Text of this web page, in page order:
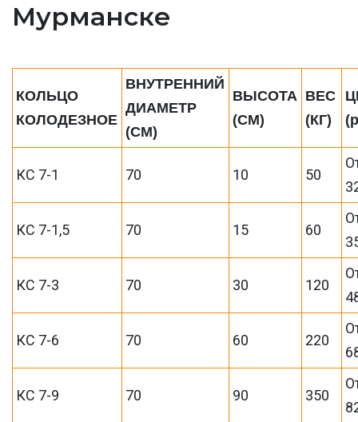
Мурманске
КОЛЬЦО
КОЛОДЕЗНОЕ
ВНУТРЕННИЙ
ДИАМЕТР
(СМ)
ВЫСОТА
(СМ)
ВЕС
(КГ)
КС 7-1 70 10 50
КС 7-1,5 70 15 60
КС 7-3 70 30 120
КС 7-6 70 60 220
КС 7-9 70 90 350